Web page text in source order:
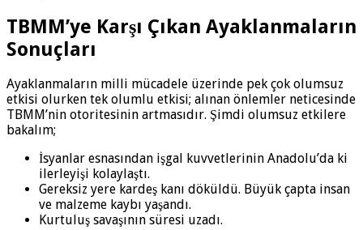
TBMM’ye Karşı Çıkan Ayaklanmaların
Sonuçları
Ayaklanmaların milli mücadele üzerinde pek çok olumsuz
etkisi olurken tek olumlu etkisi; alınan önlemler neticesinde
TBMM’nin otoritesinin artmasıdır. Şimdi olumsuz etkilere
bakalım;
İsyanlar esnasından işgal kuvvetlerinin Anadolu’da ki
ilerleyişi kolaylaştı.
Gereksiz yere kardeş kanı döküldü. Büyük çapta insan
ve malzeme kaybı yaşandı.
Kurtuluş savaşının süresi uzadı.